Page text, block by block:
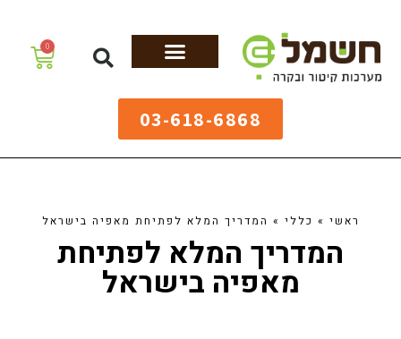
0
03-618-6868
ראשי » כללי » המדריך המלא לפתיחת מאפיה בישראל
המדריך המלא לפתיחת
מאפיה בישראל